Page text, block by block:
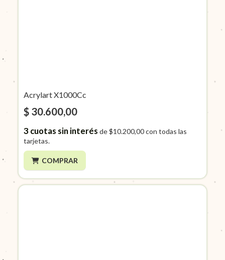
Acrylart X1000Cc
$ 30.600,00
3cuotas sin interés de$10.200,00con todas las
tarjetas.
COMPRAR